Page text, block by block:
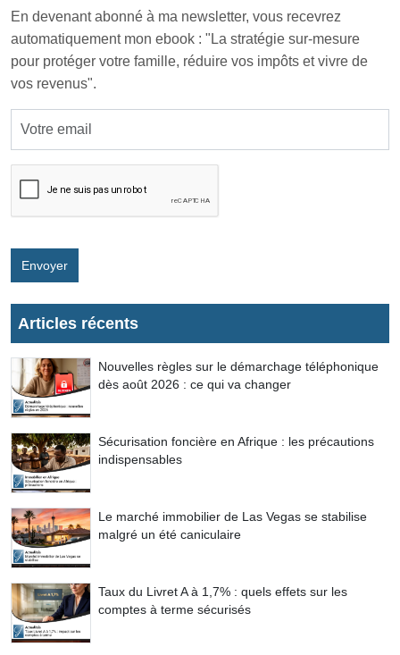
En devenant abonné à ma newsletter, vous recevrez
automatiquement mon ebook : "La stratégie sur-mesure
pour protéger votre famille, réduire vos impôts et vivre de
vos revenus".
Envoyer
Articles récents
Nouvelles règles sur le démarchage téléphonique
dès août 2026 : ce qui va changer
Sécurisation foncière en Afrique : les précautions
indispensables
Le marché immobilier de Las Vegas se stabilise
malgré un été caniculaire
Taux du Livret A à 1,7% : quels effets sur les
comptes à terme sécurisés